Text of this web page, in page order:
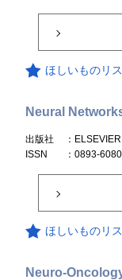
ほしいものリ
Neural
出版社
：ELSEVIER
ISSN
：0893-6080
ほしいものリ
Neuro-